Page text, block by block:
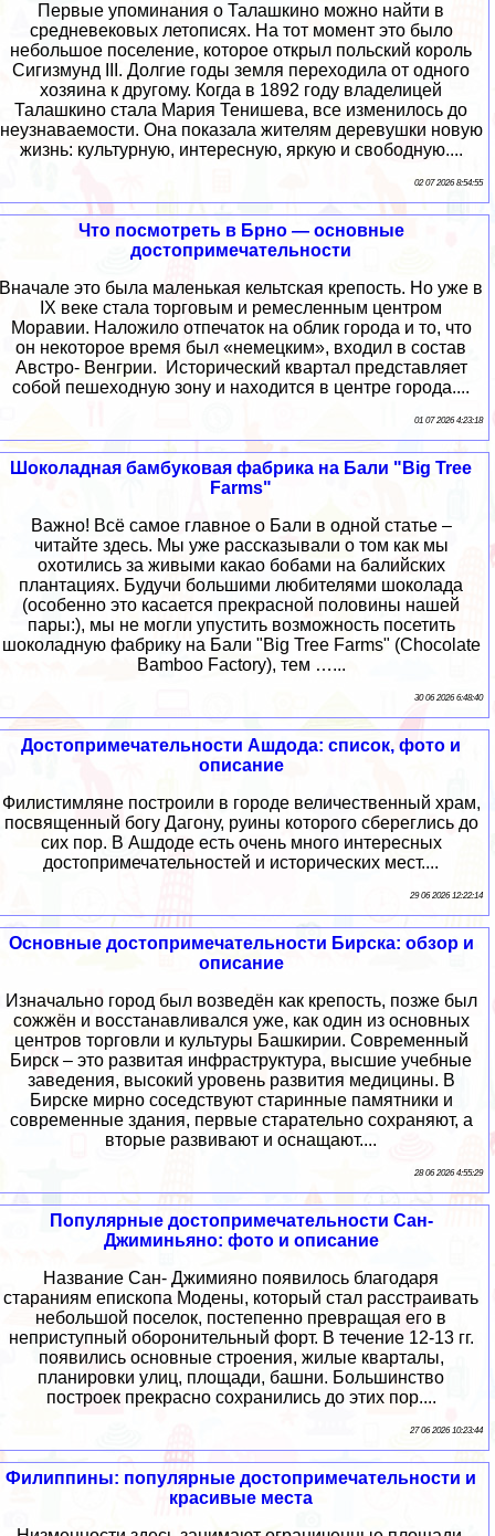
Первые упоминания о Талашкино можно найти в
средневековых летописях. На тот момент это было
небольшое поселение, которое открыл польский король
Сигизмунд III. Долгие годы земля переходила от одного
хозяина к другому. Когда в 1892 году владелицей
Талашкино стала Мария Тенишева, все изменилось до
неузнаваемости. Она показала жителям деревушки новую
жизнь: культурную, интересную, яркую и свободную....
02 07 2026 8:54:55
Что посмотреть в Брно — основные
достопримечательности
Вначале это была маленькая кельтская крепость. Но уже в
IX веке стала торговым и ремесленным центром
Моравии. Наложило отпечаток на облик города и то, что
он некоторое время был «немецким», входил в состав
Австро- Венгрии. Исторический квартал представляет
собой пешеходную зону и находится в центре города....
01 07 2026 4:23:18
Шоколадная бамбуковая фабрика на Бали "Big Tree
Farms"
Важно! Всё самое главное о Бали в одной статье –
читайте здесь. Мы уже рассказывали о том как мы
охотились за живыми какао бобами на балийских
плантациях. Будучи большими любителями шоколада
(особенно это касается прекрасной половины нашей
пары:), мы не могли упустить возможность посетить
шоколадную фабрику на Бали "Big Tree Farms" (Chocolate
Bamboo Factory), тем …...
30 06 2026 6:48:40
Достопримечательности Ашдода: список, фото и
описание
Филистимляне построили в городе величественный храм,
посвященный богу Дагону, руины которого сбереглись до
сих пор. В Ашдоде есть очень много интересных
достопримечательностей и исторических мест....
29 06 2026 12:22:14
Основные достопримечательности Бирска: обзор и
описание
Изначально город был возведён как крепость, позже был
сожжён и восстанавливался уже, как один из основных
центров торговли и культуры Башкирии. Современный
Бирск – это развитая инфраструктура, высшие учебные
заведения, высокий уровень развития медицины. В
Бирске мирно соседствуют старинные памятники и
современные здания, первые старательно сохраняют, а
вторые развивают и оснащают....
28 06 2026 4:55:29
Популярные достопримечательности Сан-
Джиминьяно: фото и описание
Название Сан- Джимияно появилось благодаря
стараниям епископа Модены, который стал расстраивать
небольшой поселок, постепенно превращая его в
неприступный оборонительный форт. В течение 12-13 гг.
появились основные строения, жилые кварталы,
планировки улиц, площади, башни. Большинство
построек прекрасно сохранились до этих пор....
27 06 2026 10:23:44
Филиппины: популярные достопримечательности и
красивые места